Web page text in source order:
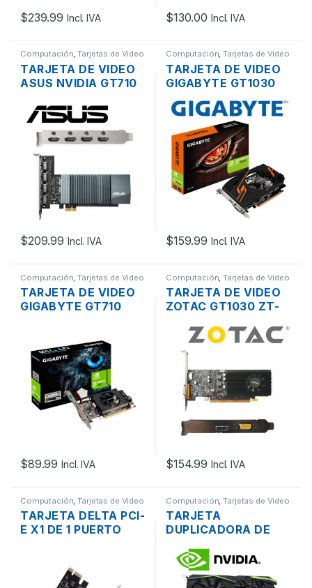
$239.99 Incl. IVA $130.00 Incl. IVA
Computación,Tarjetas de Video
TARJETA DE VIDEO
ASUS NVIDIA GT710
4 PUERTOS HDMI
DDR5
$209.99 Incl. IVA
Computación,Tarjetas de Video
TARJETA DE VIDEO
GIGABYTE GT1030
PCI-E X16 3.0 DE 2GB
DDR5 NVIDIA, LP
$159.99 Incl. IVA
Computación ,Tarjetas de Video
TARJETA DE VIDEO
GIGABYTE GT710
HDMI, DVI, LP
$89.99 Incl. IVA
Computación ,Tarjetas de Video
TARJETA DE VIDEO
ZOTAC GT1030 ZT-
X16 3.0 DE 2GB DDR5
NVIDIA, LP
$154.99 Incl. IVA
Computación ,Tarjetas de Video
TARJETA DELTA PCI-
E X1 DE 1 PUERTO
Computación ,Tarjetas de Video
TARJETA
DUPLICADORA DE
PCI-E X16 3.0 3
TERMINALES HDMI,